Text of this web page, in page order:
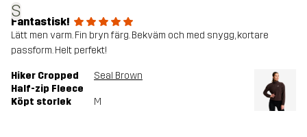
S
Fantastisk!
Lätt men varm. Fin bryn färg. Bekväm och med snygg, kortare
passform. Helt perfekt!
Hiker Cropped
Half-zip Fleece
Seal Brown
Köpt storlek M